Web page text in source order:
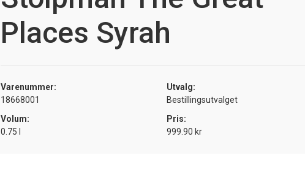
Places Syrah
Varenummer:
18668001
Utvalg:
Bestillingsutvalget
Volum:
0.75 l
Pris:
999.90 kr